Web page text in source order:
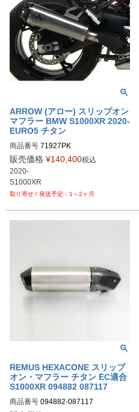
ARROW (アロー) スリップオン
マフラー BMW S1000XR 2020-
EURO5 チタン
商品番号 71927PK
販売価格 ¥140,400税込
2020-
1～2ヶ月
REMUS HEXACONE スリップ
オン・マフラー チタン EC適合
S1000XR 094882 087117
商品番号 094882-087117